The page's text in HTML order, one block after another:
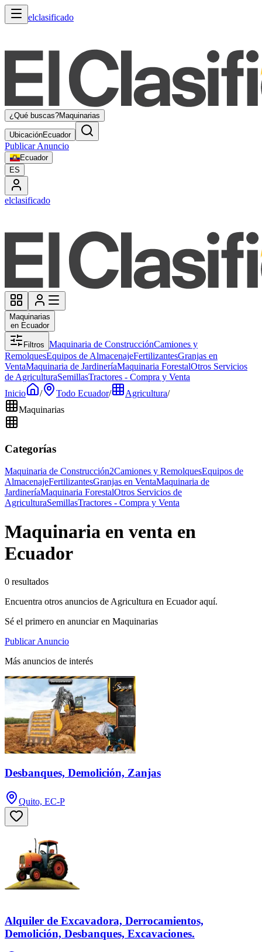
elclasificado
¿Qué buscas?Maquinarias
UbicaciónEcuador
Publicar Anuncio
Ecuador
ES
elclasificado
Maquinarias
en Ecuador
Filtros Maquinaria de ConstrucciónCamiones y
RemolquesEquipos de AlmacenajeFertilizantesGranjas en
VentaMaquinaria de JardineríaMaquinaria ForestalOtros Servicios
de AgriculturaSemillasTractores - Compra y Venta
Inicio
/ Todo Ecuador/ Agricultura/
Maquinarias
Categorías
Maquinaria de Construcción2Camiones y RemolquesEquipos de
AlmacenajeFertilizantesGranjas en VentaMaquinaria de
JardineríaMaquinaria ForestalOtros Servicios de
AgriculturaSemillasTractores - Compra y Venta
Maquinaria en venta en
Ecuador
0 resultados
Encuentra otros anuncios de Agricultura en Ecuador aquí.
Sé el primero en anunciar en Maquinarias
Publicar Anuncio
Más anuncios de interés
Desbanques, Demolición, Zanjas
Quito, EC-P
Alquiler de Excavadora, Derrocamientos,
Demolición, Desbanques, Excavaciones.